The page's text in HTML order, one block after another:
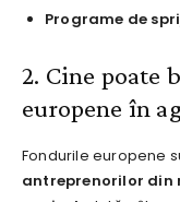
Programe de
2. Cine poate
europene în
Fondurile europene
antreprenorilor din